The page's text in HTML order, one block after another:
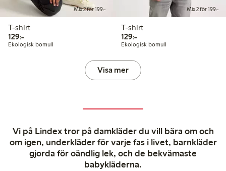
Mix 2 för 199:-
T-shirt
129:-129,00 kr
Ekologisk bomull
Mix 2 för 199:-
T-shirt
129:-129,00 kr
Ekologisk bomull
Visa mer
Vi på Lindex tror på damkläder du vill bära om och
om igen, underkläder för varje fas i livet, barnkläder
gjorda för oändlig lek, och de bekvämaste
babykläderna.